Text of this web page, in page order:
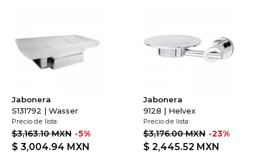
Jabonera
S131792 | Wasser
Precio de lista:
$3,163.10 MXN -5%
$ 3,004.94 MXN
Jabonera
9128 | Helvex
Precio de lista:
$3,176.00 MXN -23%
$ 2,445.52 MXN